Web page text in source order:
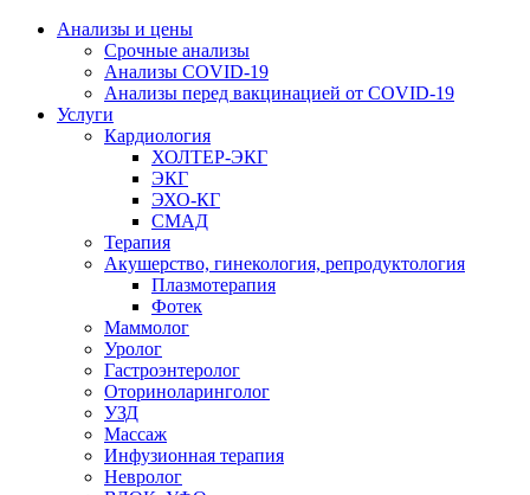
Анализы и цены
Срочные анализы
Анализы COVID-19
Анализы перед вакцинацией от COVID-19
Услуги
Кардиология
ХОЛТЕР-ЭКГ
ЭКГ
ЭХО-КГ
СМАД
Терапия
Акушерство, гинекология, репродуктология
Плазмотерапия
Фотек
Маммолог
Уролог
Гастроэнтеролог
Оториноларинголог
УЗД
Массаж
Инфузионная терапия
Невролог